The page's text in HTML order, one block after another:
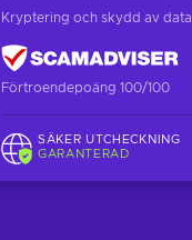
Kryptering och skydd av data
Förtroendepoäng 100/100
SÄKER UTCHECKNING
GARANTERAD